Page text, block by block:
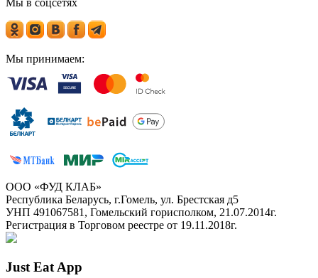
Мы принимаем:
ООО «ФУД КЛАБ»
Республика Беларусь, г.Гомель, ул. Брестская д5
УНП 491067581, Гомельский горисполком, 21.07.2014г.
Регистрация в Торговом реестре от 19.11.2018г.
Just Eat App